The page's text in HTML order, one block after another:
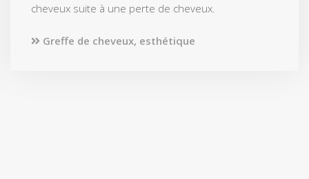
cheveux suite à une perte de cheveux.
Greffe de cheveux, esthétique